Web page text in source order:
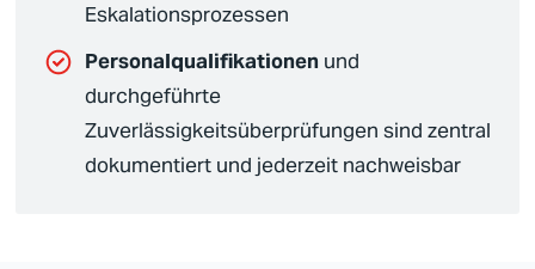
Eskalationsprozessen
Personalqualifikationen und
durchgeführte
Zuverlässigkeitsüberprüfungen sind zentral
dokumentiert und jederzeit nachweisbar